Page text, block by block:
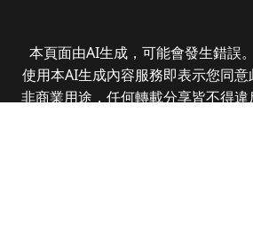
本頁面由AI生成，可能會發生錯誤
使用本AI生成內容服務即表示您同
非商業用途，任何轉載分享皆不得